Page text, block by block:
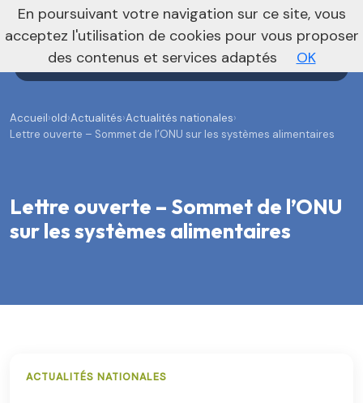
AgendaAnnoncesActualités
Accueil›old›Actualités›Actualités nationales›
Lettre ouverte – Sommet de l’ONU sur les systèmes alimentaires
Lettre ouverte – Sommet de l’ONU
sur les systèmes alimentaires
ACTUALITÉS NATIONALES
En poursuivant votre navigation sur ce site, vous
acceptez l'utilisation de cookies pour vous proposer
des contenus et services adaptés
OK